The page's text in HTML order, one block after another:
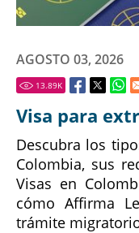
AGOSTO 03, 2026
13.89K
Visa para
Descubra los
Colombia, sus
Visas en
cómo Affirma
trámite